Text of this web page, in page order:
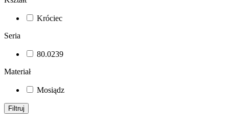
Króciec
Seria
80.0239
Materiał
Mosiądz
Filtruj